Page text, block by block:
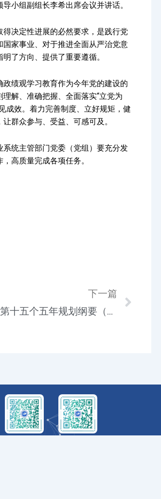
小组副组长李希出席会议并讲话。
决定性进展的必然要求，是践行党
家事业、对于推进全面从严治党意
了方向、提供了重要遵循。
绩观学习教育作为今年党的建设的
解、准确把握、全面落实“立党为
成效。着力完善制度、立好规矩，健
群众参与、受益、可感可及。
统主管部门党委（党组）要充分发
高质量完成各项任务。
下一篇
《中华人民共和国国民经济和社会发展第十五个五年规划纲要（草案）》摘要